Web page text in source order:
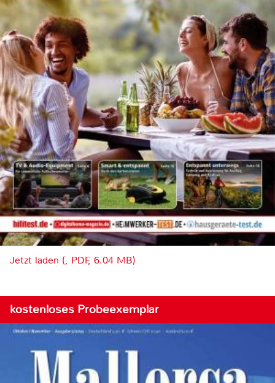
Jetzt laden (, PDF, 6.04 MB)
kostenloses Probeexemplar